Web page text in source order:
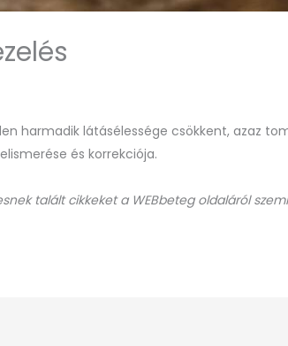
harmadik látásélessége csökkent, azaz
és korrekciója.
talált cikkeket a WEBbeteg oldaláról